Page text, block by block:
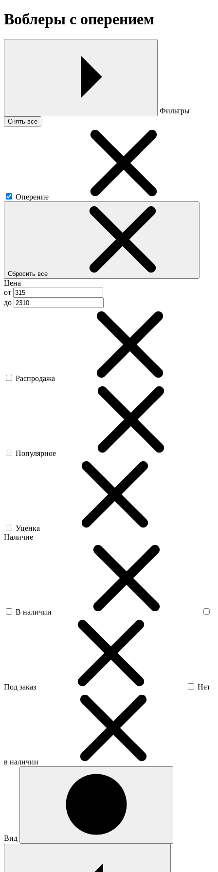
Воблеры с оперением
Фильтры
Снять все
Оперение
Сбросить все
Цена
от
до
Распродажа
Популярное
Уценка
Наличие
В наличии
Под заказ Нет
в наличии
Вид